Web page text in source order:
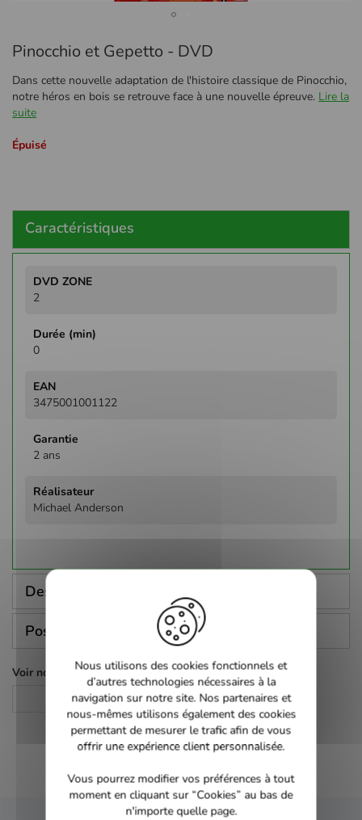
au
de
la
Galerie
Pinocchio et Gepetto - DVD
Dans cette nouvelle adaptation de l'histoire classique de Pinocchio,
notre héros en bois se retrouve face à une nouvelle épreuve. Lire la
suite
Épuisé
Caractéristiques
d'infos
2
0
3475001001122
2 ans
Michael Anderson
Description
Poser une question
Voir nos autres pages :
DVD
Nous utilisons des cookies fonctionnels et
d’autres technologies nécessaires à la
navigation sur notre site. Nos partenaires et
nous-mêmes utilisons également des cookies
permettant de mesurer le trafic afin de vous
offrir une expérience client personnalisée.
Vous pourrez modifier vos préférences à tout
moment en cliquant sur “Cookies” au bas de
n'importe quelle page.